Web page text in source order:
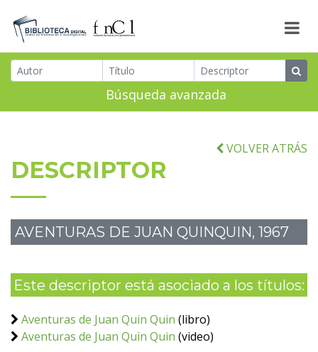
Búsqueda avanzada
VOLVER ATRÁS
DESCRIPTOR
AVENTURAS DE JUAN QUINQUIN, 1967
Este descriptor está asociado a los títulos:
Aventuras de Juan Quin Quin (libro)
Aventuras de Juan Quin Quin (video)